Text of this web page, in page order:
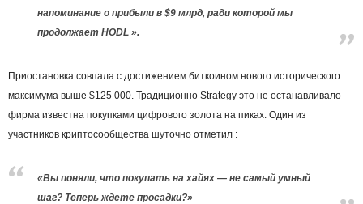
напоминание о прибыли в $9 млрд, ради которой мы
продолжает HODL ».
Приостановка совпала с достижением биткоином нового исторического
максимума выше $125 000. Традиционно Strategy это не останавливало —
фирма известна покупками цифрового золота на пиках. Один из
участников криптосообщества шуточно отметил :
«Вы поняли, что покупать на хайях — не самый умный
шаг? Теперь ждете просадки?»